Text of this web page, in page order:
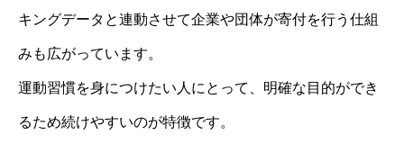
キングデータと連動させて企業や団体が寄付を行う仕組
みも広がっています。
運動習慣を身につけたい人にとって、明確な目的ができ
るため続けやすいのが特徴です。